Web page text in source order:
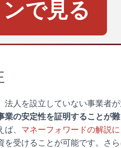
ンで見る
法人を設立していない事業者
業の安定性を証明することが
、 マネーフォワードの解説
受けることが可能です。さら